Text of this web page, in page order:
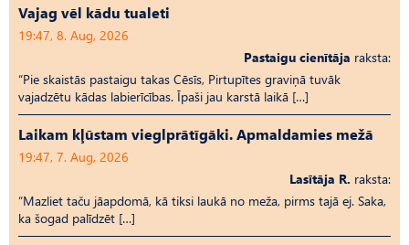
Vajag vēl kādu tualeti
19:47, 8. Aug, 2026
Pastaigu cienītāja raksta:
“Pie skaistās pastaigu takas Cēsīs, Pirtupītes graviņā tuvāk
vajadzētu kādas labierīcības. Īpaši jau karstā laikā […]
Laikam kļūstam vieglprātīgāki. Apmaldamies mežā
19:47, 7. Aug, 2026
Lasītāja R. raksta:
“Mazliet taču jāapdomā, kā tiksi laukā no meža, pirms tajā ej. Saka,
ka šogad palīdzēt […]